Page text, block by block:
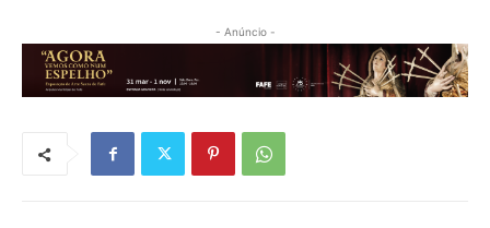
- Anúncio -